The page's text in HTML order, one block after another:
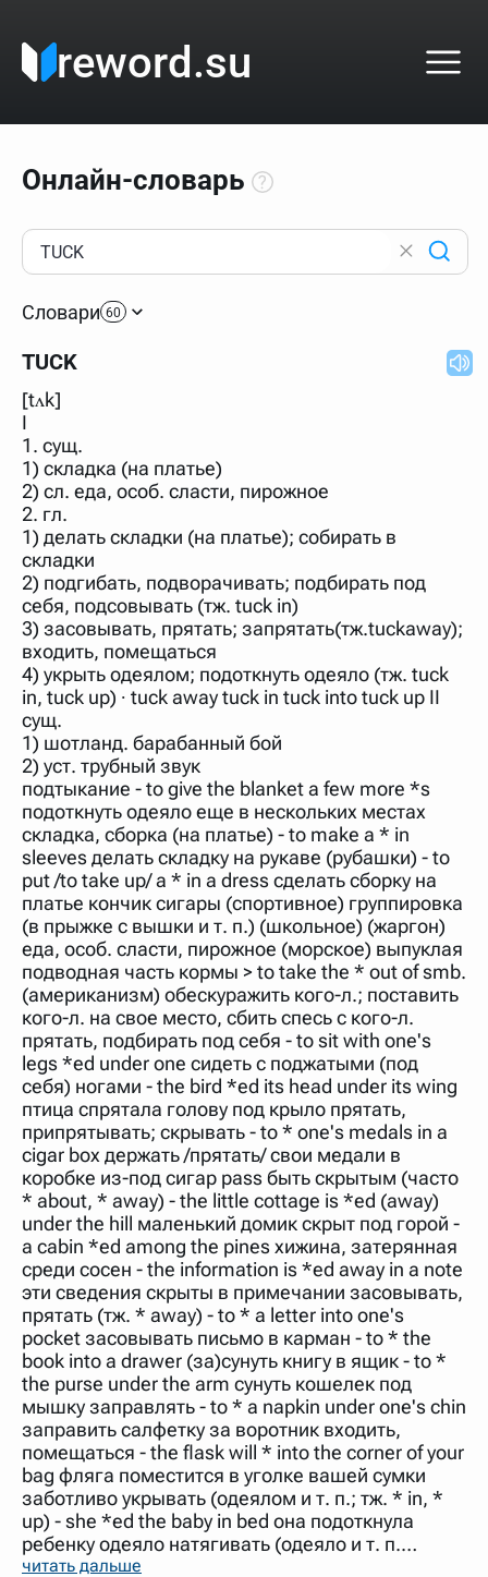
reword.su
Онлайн-словарь
Как пользоваться онлайн-словарём?
которого интересует. Система автоматически подберёт
варианты по начальным буквам и покажет их во
вариантов, откроется страница со словарными
Если точное написание слова неизвестно (как в
подстановочным знаком звёздочкой (*), а несколько
неизвестных букв — процентом (%). В этом случае меню
с вариантами работать не будет, а после ввода запроса
нужно будет нажать на кнопку "Найти".
Для более сложных случаев существует возможность
указывать несколько слов в запросе. Например, если
написать в строке запроса "Пушкин поэт" и нажать
"Найти", выведутся все словарные статьи о поэте
Пушкине, но не о городе.
В сложных запросах тоже могут присутствовать
неизвестные буквы. Например, в кроссворде есть
слово "***м***ов", в задании "русский поэт 19 века".
Пишем в Reword первым словом "***м***ов", далее
через пробел "поэт". Получается "***м***ов поэт" (без
кавычек). Нажимаем "Найти" и получаем статью
"Лермонтов" и не только.
Порядок словарей можно изменять, перетаскивая
словарь вверх или вниз за прямоугольник слева от
названия словаря. Также можно выключать ненужные
словари.
Словари 60
TUCK
[tʌk]
I
1. сущ.
1) складка (на платье)
2) сл. еда, особ. сласти, пирожное
2. гл.
1) делать складки (на платье); собирать в
складки
2) подгибать, подворачивать; подбирать под
себя, подсовывать (тж. tuck in)
3) засовывать, прятать; запрятать(тж.tuckaway);
входить, помещаться
4) укрыть одеялом; подоткнуть одеяло (тж. tuck
in, tuck up) ∙ tuck away tuck in tuck into tuck up II
сущ.
1) шотланд. барабанный бой
2) уст. трубный звук
подтыкание - to give the blanket a few more *s
подоткнуть одеяло еще в нескольких местах
складка, сборка (на платье) - to make a * in
sleeves делать складку на рукаве (рубашки) - to
put /to take up/ a * in a dress сделать сборку на
платье кончик сигары (спортивное) группировка
(в прыжке с вышки и т. п.) (школьное) (жаргон)
еда, особ. сласти, пирожное (морское) выпуклая
подводная часть кормы > to take the * out of smb.
(американизм) обескуражить кого-л.; поставить
кого-л. на свое место, сбить спесь с кого-л.
прятать, подбирать под себя - to sit with one's
legs *ed under one сидеть с поджатыми (под
себя) ногами - the bird *ed its head under its wing
птица спрятала голову под крыло прятать,
припрятывать; скрывать - to * one's medals in a
cigar box держать /прятать/ свои медали в
коробке из-под сигар pass быть скрытым (часто
* about, * away) - the little cottage is *ed (away)
under the hill маленький домик скрыт под горой -
a cabin *ed among the pines хижина, затерянная
среди сосен - the information is *ed away in a note
эти сведения скрыты в примечании засовывать,
прятать (тж. * away) - to * a letter into one's
pocket засовывать письмо в карман - to * the
book into a drawer (за)сунуть книгу в ящик - to *
the purse under the arm сунуть кошелек под
мышку заправлять - to * a napkin under one's chin
заправить салфетку за воротник входить,
помещаться - the flask will * into the corner of your
bag фляга поместится в уголке вашей сумки
заботливо укрывать (одеялом и т. п.; тж. * in, *
up) - she *ed the baby in bed она подоткнула
ребенку одеяло натягивать (одеяло и т. п.…
читать дальше